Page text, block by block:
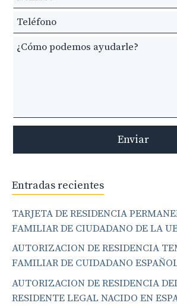
this
field
blank
Enviar
Entradas recientes
TARJETA DE RESIDENCIA
FAMILIAR DE CIUDADANO DE LA
AUTORIZACION DE RESIDENCIA
FAMILIAR DE CUIDADANO
AUTORIZACION DE RESIDENCIA
RESIDENTE LEGAL NACIDO EN